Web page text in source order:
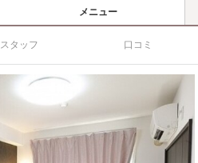
メニュー
スタッフ 口コミ